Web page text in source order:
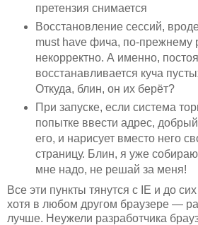
претензия снимается
Восстановление сессий,
must have фича, по-прежнему
некорректно. А именно,
восстанавливается куча
Откуда, блин, он их берёт?
При запуске, если система
попытке ввести адрес,
его, и нарисует вместо него
страницу. Блин, я уже
мне надо, не решай за меня!
Все эти пункты тянутся с IE и до
хотя в любом другом браузере —
лучше. Неужели разработчика